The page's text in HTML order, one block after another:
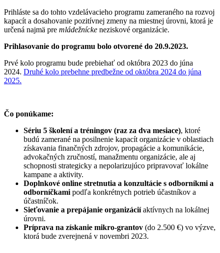
Prihláste sa do tohto vzdelávacieho programu zameraného na rozvoj
kapacít a dosahovanie pozitívnej zmeny na miestnej úrovni, ktorá je
určená najmä pre mládežnícke neziskové organizácie.
Prihlasovanie do programu bolo otvorené do 20.9.2023.
Prvé kolo programu bude prebiehať od októbra 2023 do júna
2024. Druhé kolo prebehne predbežne od októbra 2024 do júna
2025.
Čo ponúkame:
Sériu 5 školení a tréningov (raz za dva mesiace), ktoré
budú zamerané na posilnenie kapacít organizácie v oblastiach
získavania finančných zdrojov, propagácie a komunikácie,
advokačných zručností, manažmentu organizácie, ale aj
schopnosti strategicky a nepolarizujúco pripravovať lokálne
kampane a aktivity.
Doplnkové online stretnutia a konzultácie s odborníkmi a
odborníčkami podľa konkrétnych potrieb účastníkov a
účastníčok.
Sieťovanie a prepájanie organizáciíaktívnych na lokálnej
úrovni.
Príprava na získanie mikro-grantov (do 2.500 €) vo výzve,
ktorá bude zverejnená v novembri 2023.